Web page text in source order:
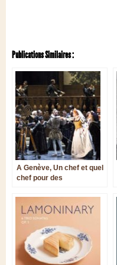
Publications Similaires :
A Genève, Un chef et quel
chef pour des